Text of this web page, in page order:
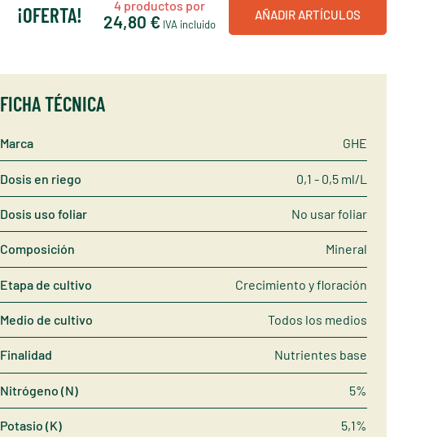
¡OFERTA! 4 productos por
24,80 € IVA incluido
AÑADIR ARTÍCULOS
FICHA TÉCNICA
Marca GHE
Dosis en riego 0,1 - 0,5 ml/L
Dosis uso foliar No usar foliar
Composición Mineral
Etapa de cultivo Crecimiento y floración
Medio de cultivo Todos los medios
Finalidad Nutrientes base
Nitrógeno (N) 5%
Potasio (K) 5,1%